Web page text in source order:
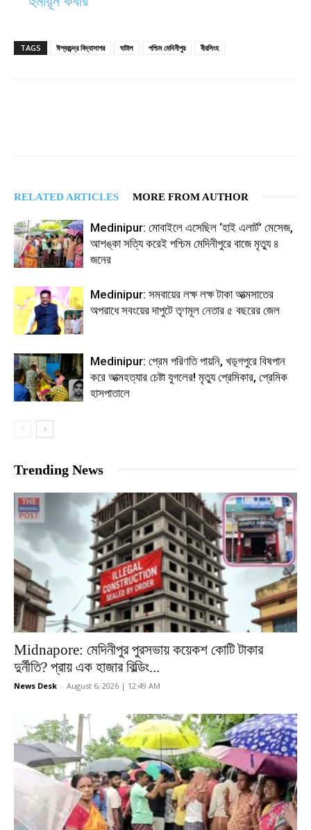
TAGS ঈশ্বরচন্দ্র বিদ্যাসাগর ঘাটাল পশ্চিম মেদিনীপুর বীরসিংহ
RELATED ARTICLES MORE FROM AUTHOR
Medinipur: মোবাইলে এসেছিল ‘হাই এলার্ট’ মেসেজ,
আশঙ্কা সত্যি করেই পশ্চিম মেদিনীপুরে বাজে মৃত্যু ৪
জনের
Medinipur: সমবায়ের লক্ষ লক্ষ টাকা আত্মসাতের
অপরাধে সবংয়ের দাপুটে তৃণমূল নেতার ৫ বছরের জেল
Medinipur: প্রেম পরিণতি পায়নি, খড়্গপুরে বিষপান
করে আত্মহত্যার চেষ্টা যুগলের! মৃত্যু প্রেমিকার, প্রেমিক
হাসপাতালে
Trending News
Midnapore: মেদিনীপুর পুরসভায় কয়েকশ কোটি টাকার
দুর্নীতি? প্রায় এক হাজার বিল্ডিং...
News Desk - August 6, 2026 | 12:49 AM